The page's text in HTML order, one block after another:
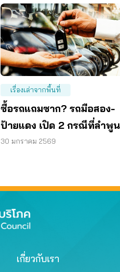
เรื่องเล่าจากพื้นที่
ซื้อรถแถมซาก? รถมือสอง-
ป้ายแดง เปิด 2 กรณีที่ลำพูน
จบสวย ได้เงินคืน!
30 มกราคม 2569
เกี่ยวกับเรา